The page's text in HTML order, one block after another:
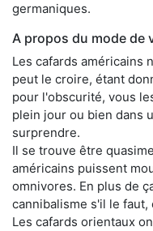
germaniques.
A propos du mode de
Les cafards américains
peut le croire, étant
pour l'obscurité, vous
plein jour ou bien dans
surprendre.
Il se trouve être
américains puissent
omnivores. En plus de
cannibalisme s'il le
Les cafards orientaux